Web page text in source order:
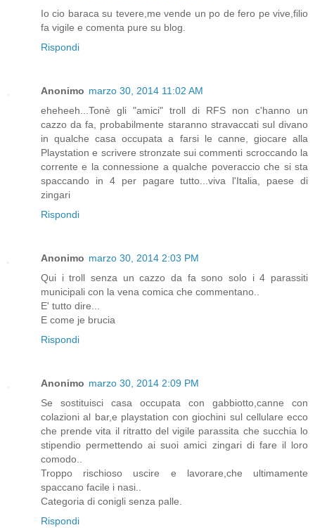
Io cio baraca su tevere,me vende un po de fero pe vive,filio
fa vigile e comenta pure su blog.
Rispondi
Anonimo marzo 30, 2014 11:02 AM
eheheeh...Tonè gli "amici" troll di RFS non c'hanno un
cazzo da fa, probabilmente staranno stravaccati sul divano
in qualche casa occupata a farsi le canne, giocare alla
Playstation e scrivere stronzate sui commenti scroccando la
corrente e la connessione a qualche poveraccio che si sta
spaccando in 4 per pagare tutto...viva l'Italia, paese di
zingari
Rispondi
Anonimo marzo 30, 2014 2:03 PM
Qui i troll senza un cazzo da fa sono solo i 4 parassiti
municipali con la vena comica che commentano..
E' tutto dire...
E come je brucia
Rispondi
Anonimo marzo 30, 2014 2:09 PM
Se sostituisci casa occupata con gabbiotto,canne con
colazioni al bar,e playstation con giochini sul cellulare ecco
che prende vita il ritratto del vigile parassita che succhia lo
stipendio permettendo ai suoi amici zingari di fare il loro
comodo..
Troppo rischioso uscire e lavorare,che ultimamente
spaccano facile i nasi..
Categoria di conigli senza palle.
Rispondi